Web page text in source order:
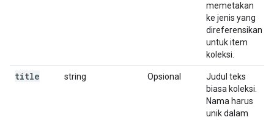
memetakan
ke jenis yang
direferensikan
untuk item
koleksi.
title string Opsional
Judul teks
biasa koleksi.
Nama harus
unik dalam